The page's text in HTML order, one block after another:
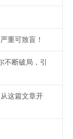
重可致盲！
不断破局，引
这篇文章开